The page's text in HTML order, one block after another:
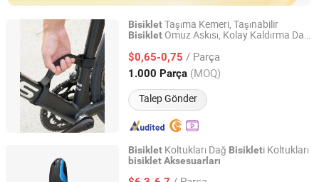
BisikletTaşıma Kemeri, Taşınabilir
Bisiklet Omuz Askısı, Kolay Kaldırma Dağ
$0,65-0,75 / Parça
1.000 Parça (MOQ)
Talep Gönder
Quanzhou Hengshunfa Travel&Bags Co., Ltd.
Fujian, China Fiyat 2021
Bisiklet Koltukları Dağ Bisikleti Koltukları
bisikletAksesuarları
GOOD SELLER CO., LTD